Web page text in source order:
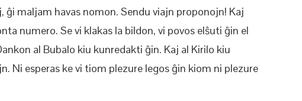
ĝi maljam havas nomon. Sendu viajn proponojn! Kaj
numero. Se vi klakas la bildon, vi povos elŝuti ĝin el
al Bubalo kiu kunredakti ĝin. Kaj al Kirilo kiu
Ni esperas ke vi tiom plezure legos ĝin kiom ni plezure